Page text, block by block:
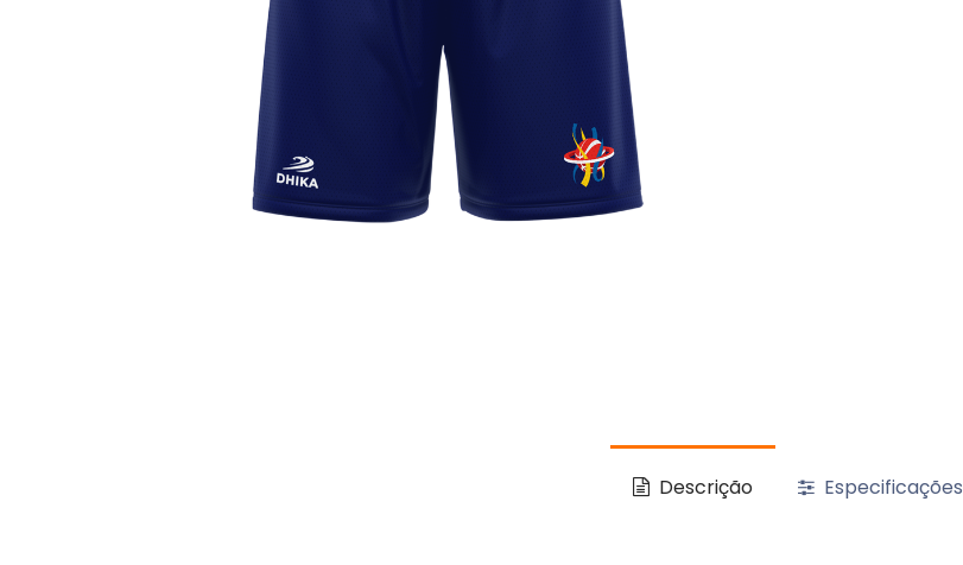
Descrição Especificações